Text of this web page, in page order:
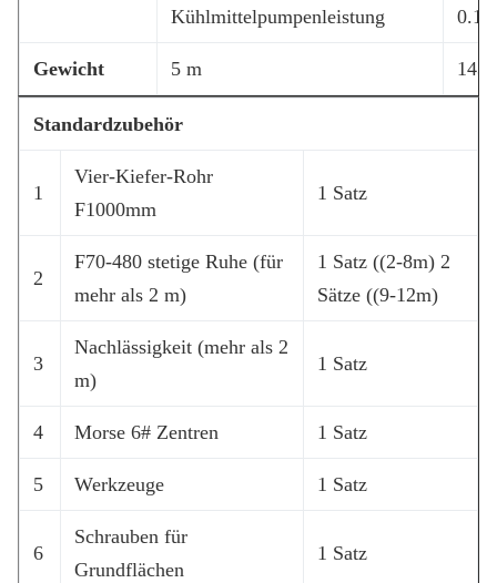
Kühlmittelpumpenleistung
Gewicht 5 m
Standardzubehör
1
Vier-Kiefer-Rohr
F1000mm
1 Satz
2
F70-480 stetige Ruhe (für
mehr als 2 m)
1 Satz ((2-8m) 2
Sätze ((9-12m)
3
Nachlässigkeit (mehr als 2
m)
1 Satz
4 Morse 6# Zentren 1 Satz
5 Werkzeuge 1 Satz
6
Schrauben für
Grundflächen
1 Satz